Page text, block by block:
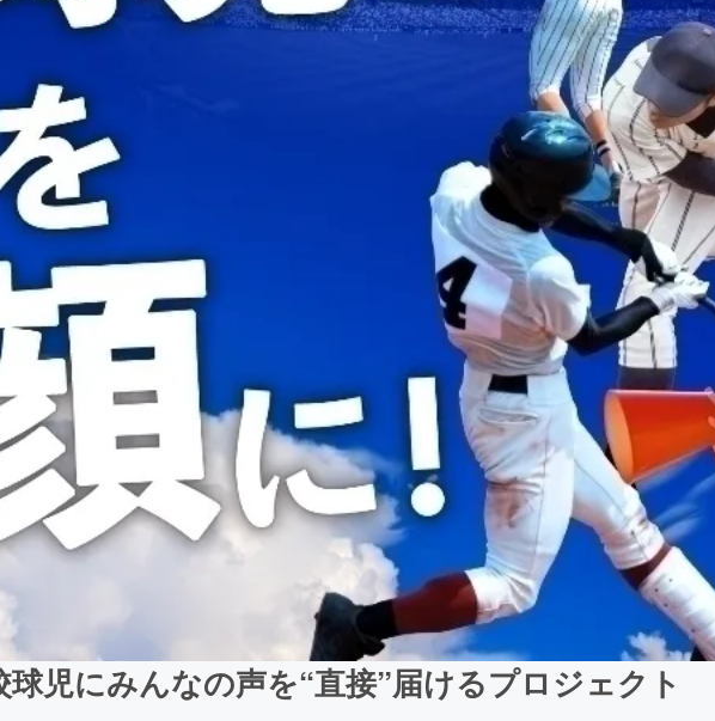
球児にみんなの声を“直接”届けるプロジェクト